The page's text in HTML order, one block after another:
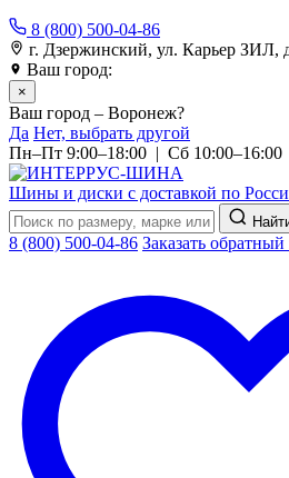
8 (800) 500-04-86
г. Дзержинский, ул. Карьер ЗИЛ,
Ваш город:
×
Ваш город – Воронеж?
Да Нет, выбрать другой
Пн–Пт 9:00–18:00 | Сб 10:00–16:00
Шины и диски с доставкой по
8 (800) 500-04-86 Заказать